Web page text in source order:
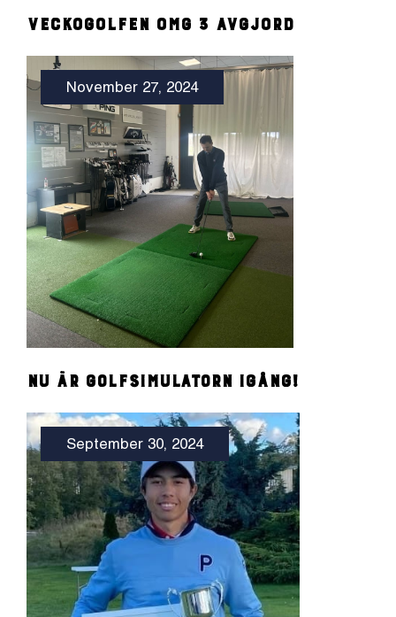
Veckogolfen omg 3 avgjord
November 27, 2024
Nu är Golfsimulatorn igång!
September 30, 2024